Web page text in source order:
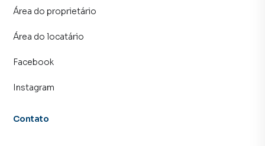
Área do proprietário
Área do locatário
Facebook
Instagram
Contato